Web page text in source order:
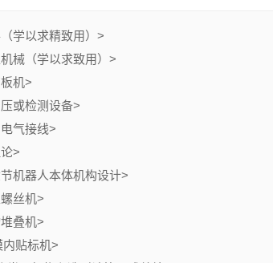
学以求精致用）>
械（学以求致用）>
机>
或检测设备>
气接线>
>
机器人本体机构设计>
丝机>
叠机>
内贴标机>